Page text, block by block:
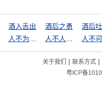
酒入舌出
酒后之勇
关于我们 | 联系方式|
粤ICP备